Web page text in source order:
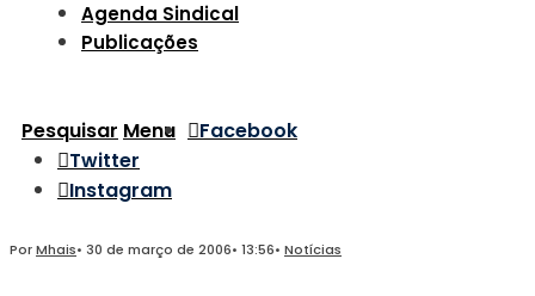
Agenda Sindical
Publicações
Pesquisar Menu
Facebook
Twitter
Instagram
PorMhais• 30 de março de 2006• 13:56• Notícias